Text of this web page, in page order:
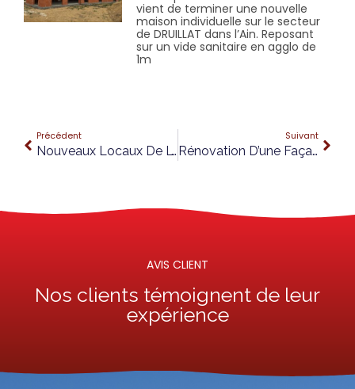
vient de terminer une nouvelle
maison individuelle sur le secteur
de DRUILLAT dans l’Ain. Reposant
sur un vide sanitaire en agglo de
1m
Précédent
Nouveaux Locaux De L’entreprise
Suivant
Rénovation D’une Façade En Pierre À Bourg-En-Bresse !
AVIS CLIENT
Nos clients témoignent de leur
expérience